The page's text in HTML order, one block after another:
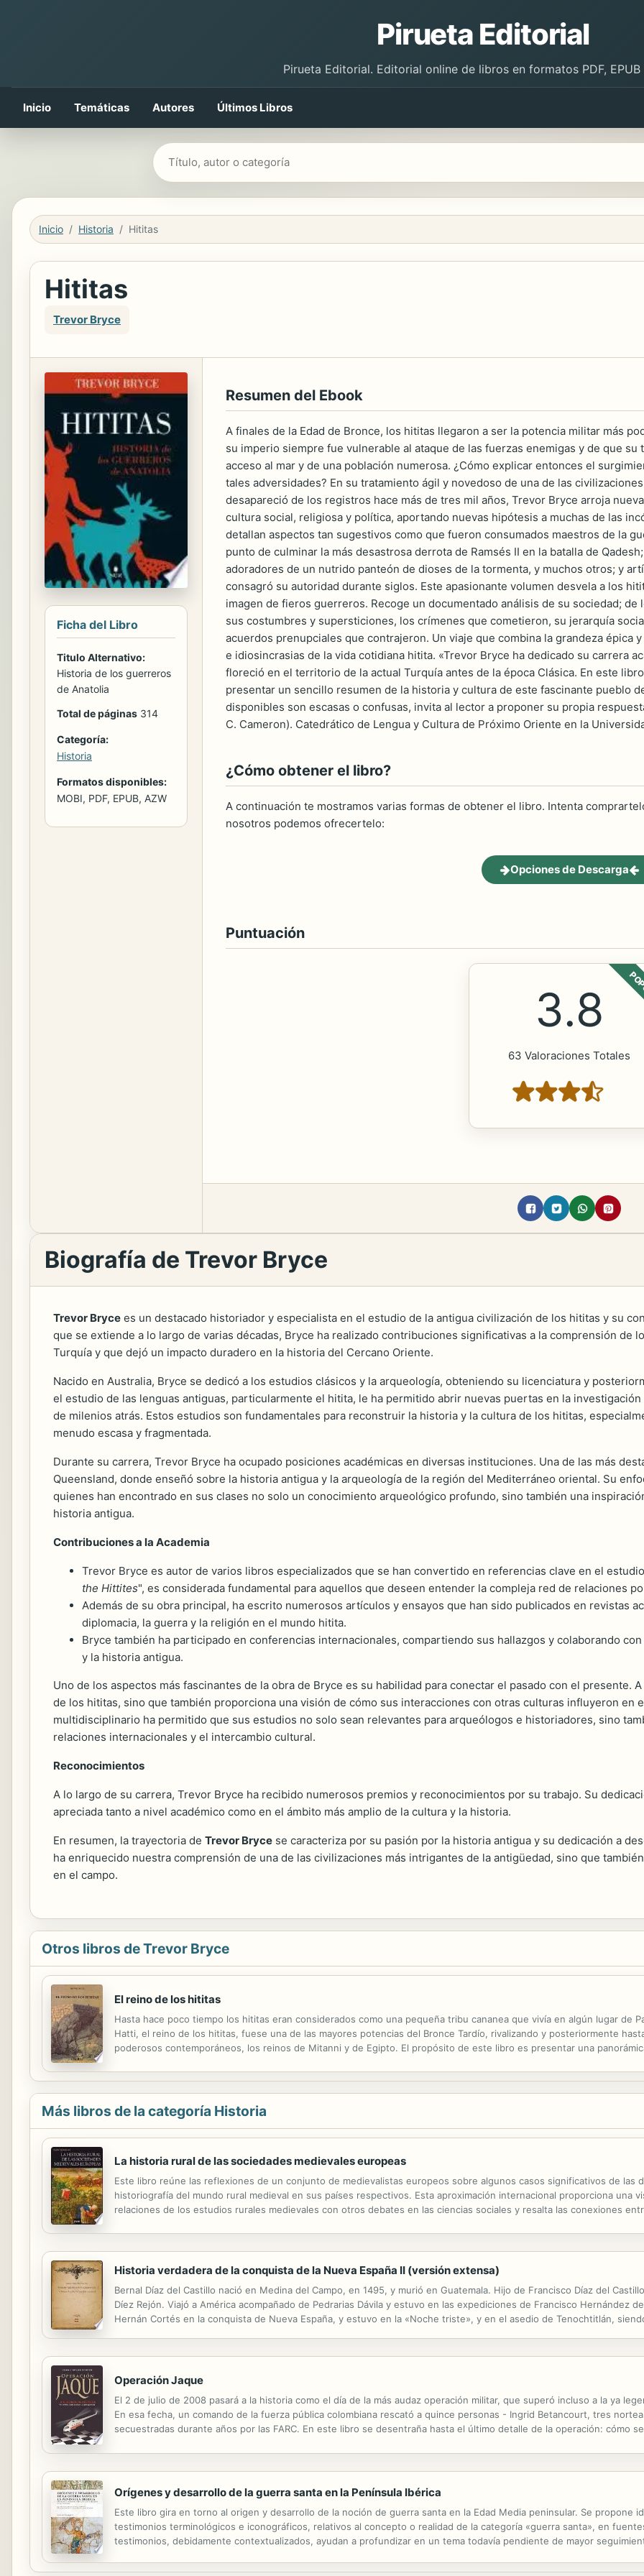
Pirueta Editorial
Pirueta Editorial. Editorial online de libros en formatos PDF, EPUB
Inicio Temáticas Autores Últimos Libros
Buscar libros
Inicio Historia Hititas
Hititas
Trevor Bryce
Ficha del Libro
Titulo Alternativo:
Historia de los guerreros
de Anatolia
Total de páginas 314
Categoría:
Historia
Formatos disponibles:
MOBI, PDF, EPUB, AZW
Resumen del Ebook
A finales de la Edad de Bronce, los hititas llegaron a ser la potencia militar más
su imperio siempre fue vulnerable al ataque de las fuerzas enemigas y de que
acceso al mar y de una población numerosa. ¿Cómo explicar entonces el
tales adversidades? En su tratamiento ágil y novedoso de una de las
desapareció de los registros hace más de tres mil años, Trevor Bryce arroja
cultura social, religiosa y política, aportando nuevas hipótesis a muchas de las
detallan aspectos tan sugestivos como que fueron consumados maestros de la
punto de culminar la más desastrosa derrota de Ramsés II en la batalla de
adoradores de un nutrido panteón de dioses de la tormenta, y muchos otros; y
consagró su autoridad durante siglos. Este apasionante volumen desvela a los
imagen de fieros guerreros. Recoge un documentado análisis de su sociedad;
sus costumbres y supersticiones, los crímenes que cometieron, su jerarquía
acuerdos prenupciales que contrajeron. Un viaje que combina la grandeza épica
e idiosincrasias de la vida cotidiana hitita. «Trevor Bryce ha dedicado su carrera
floreció en el territorio de la actual Turquía antes de la época Clásica. En este
presentar un sencillo resumen de la historia y cultura de este fascinante pueblo
disponibles son escasas o confusas, invita al lector a proponer su propia
C. Cameron). Catedrático de Lengua y Cultura de Próximo Oriente en la
¿Cómo obtener el libro?
A continuación te mostramos varias formas de obtener el libro. Intenta
nosotros podemos ofrecertelo:
Opciones de Descarga
Puntuación
3.8
63 Valoraciones Totales
Biografía de Trevor Bryce
Trevor Bryce es un destacado historiador y especialista en el estudio de la antigua civilización de los hititas y su
que se extiende a lo largo de varias décadas, Bryce ha realizado contribuciones significativas a la comprensión de
Turquía y que dejó un impacto duradero en la historia del Cercano Oriente.
Nacido en Australia, Bryce se dedicó a los estudios clásicos y la arqueología, obteniendo su licenciatura y
el estudio de las lenguas antiguas, particularmente el hitita, le ha permitido abrir nuevas puertas en la
de milenios atrás. Estos estudios son fundamentales para reconstruir la historia y la cultura de los hititas,
menudo escasa y fragmentada.
Durante su carrera, Trevor Bryce ha ocupado posiciones académicas en diversas instituciones. Una de las más
Queensland, donde enseñó sobre la historia antigua y la arqueología de la región del Mediterráneo oriental. Su
quienes han encontrado en sus clases no solo un conocimiento arqueológico profundo, sino también una
historia antigua.
Contribuciones a la Academia
Trevor Bryce es autor de varios libros especializados que se han convertido en referencias clave en el
the Hittites", es considerada fundamental para aquellos que deseen entender la compleja red de relaciones
Además de su obra principal, ha escrito numerosos artículos y ensayos que han sido publicados en revistas
diplomacia, la guerra y la religión en el mundo hitita.
Bryce también ha participado en conferencias internacionales, compartiendo sus hallazgos y colaborando
y la historia antigua.
Uno de los aspectos más fascinantes de la obra de Bryce es su habilidad para conectar el pasado con el presente.
de los hititas, sino que también proporciona una visión de cómo sus interacciones con otras culturas influyeron en
multidisciplinario ha permitido que sus estudios no solo sean relevantes para arqueólogos e historiadores, sino
relaciones internacionales y el intercambio cultural.
Reconocimientos
A lo largo de su carrera, Trevor Bryce ha recibido numerosos premios y reconocimientos por su trabajo. Su
apreciada tanto a nivel académico como en el ámbito más amplio de la cultura y la historia.
En resumen, la trayectoria de Trevor Bryce se caracteriza por su pasión por la historia antigua y su dedicación a
ha enriquecido nuestra comprensión de una de las civilizaciones más intrigantes de la antigüedad, sino que
en el campo.
Otros libros de Trevor Bryce
El reino de los hititas
Hasta hace poco tiempo los hititas eran considerados como una pequeña tribu cananea que vivía en algún lugar de
Hatti, el reino de los hititas, fuese una de las mayores potencias del Bronce Tardío, rivalizando y posteriormente
poderosos contemporáneos, los reinos de Mitanni y de Egipto. El propósito de este libro es presentar una
Más libros de la categoría Historia
La historia rural de las sociedades medievales europeas
Este libro reúne las reflexiones de un conjunto de medievalistas europeos sobre algunos casos significativos de las
historiografía del mundo rural medieval en sus países respectivos. Esta aproximación internacional proporciona una
relaciones de los estudios rurales medievales con otros debates en las ciencias sociales y resalta las conexiones
Historia verdadera de la conquista de la Nueva España II (versión extensa)
Bernal Díaz del Castillo nació en Medina del Campo, en 1495, y murió en Guatemala. Hijo de Francisco Díaz del
Díez Rejón. Viajó a América acompañado de Pedrarias Dávila y estuvo en las expediciones de Francisco Hernández
Hernán Cortés en la conquista de Nueva España, y estuvo en la «Noche triste», y en el asedio de Tenochtitlán,
Operación Jaque
El 2 de julio de 2008 pasará a la historia como el día de la más audaz operación militar, que superó incluso a la ya
En esa fecha, un comando de la fuerza pública colombiana rescató a quince personas - Ingrid Betancourt, tres
secuestradas durante años por las FARC. En este libro se desentraña hasta el último detalle de la operación: cómo
Orígenes y desarrollo de la guerra santa en la Península Ibérica
Este libro gira en torno al origen y desarrollo de la noción de guerra santa en la Edad Media peninsular. Se propone
testimonios terminológicos e iconográficos, relativos al concepto o realidad de la categoría «guerra santa», en
testimonios, debidamente contextualizados, ayudan a profundizar en un tema todavía pendiente de mayor